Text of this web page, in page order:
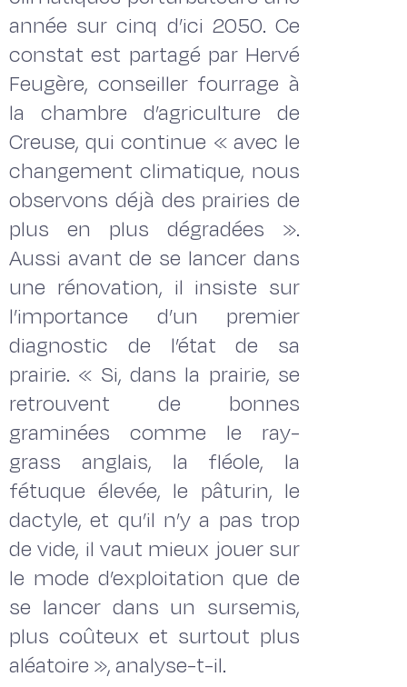
année sur cinq d’ici 2050. Ce
constat est partagé par Hervé
Feugère, conseiller fourrage à
la chambre d’agriculture de
Creuse, qui continue « avec le
changement climatique, nous
observons déjà des prairies de
plus en plus dégradées ».
Aussi avant de se lancer dans
une rénovation, il insiste sur
l’importance d’un premier
diagnostic de l’état de sa
prairie. « Si, dans la prairie, se
retrouvent de bonnes
graminées comme le ray-
grass anglais, la fléole, la
fétuque élevée, le pâturin, le
dactyle, et qu’il n’y a pas trop
de vide, il vaut mieux jouer sur
le mode d’exploitation que de
se lancer dans un sursemis,
plus coûteux et surtout plus
aléatoire », analyse-t-il.